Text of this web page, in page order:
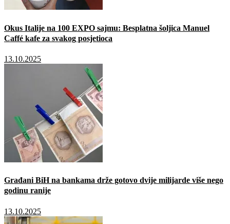
Okus Italije na 100 EXPO sajmu: Besplatna šoljica Manuel
Caffé kafe za svakog posjetioca
13.10.2025
Građani BiH na bankama drže gotovo dvije milijarde više nego
godinu ranije
13.10.2025